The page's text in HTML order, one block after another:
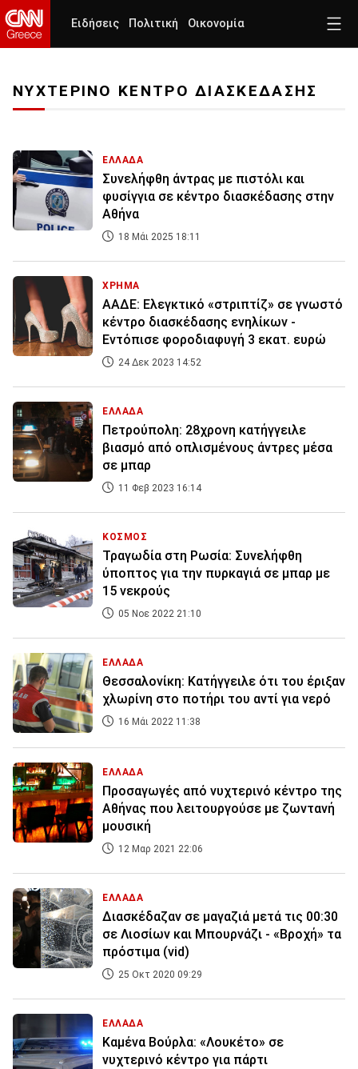
Ειδήσεις Πολιτική Οικονομία
ΝΥΧΤΕΡΙΝΟ ΚΕΝΤΡΟ ΔΙΑΣΚΕΔΑΣΗΣ
ΕΛΛΑΔΑ
Συνελήφθη άντρας με πιστόλι και
φυσίγγια σε κέντρο διασκέδασης στην
Αθήνα
18 Μάι 2025 18:11
ΧΡΗΜΑ
ΑΑΔΕ: Ελεγκτικό «στριπτίζ» σε γνωστό
κέντρο διασκέδασης ενηλίκων -
Εντόπισε φοροδιαφυγή 3 εκατ. ευρώ
24 Δεκ 2023 14:52
ΕΛΛΑΔΑ
Πετρούπολη: 28χρονη κατήγγειλε
βιασμό από οπλισμένους άντρες μέσα
σε μπαρ
11 Φεβ 2023 16:14
ΚΟΣΜΟΣ
Τραγωδία στη Ρωσία: Συνελήφθη
ύποπτος για την πυρκαγιά σε μπαρ με
15 νεκρούς
05 Νοε 2022 21:10
ΕΛΛΑΔΑ
Θεσσαλονίκη: Κατήγγειλε ότι του έριξαν
χλωρίνη στο ποτήρι του αντί για νερό
16 Μάι 2022 11:38
ΕΛΛΑΔΑ
Προσαγωγές από νυχτερινό κέντρο της
Αθήνας που λειτουργούσε με ζωντανή
μουσική
12 Μαρ 2021 22:06
ΕΛΛΑΔΑ
Διασκέδαζαν σε μαγαζιά μετά τις 00:30
σε Λιοσίων και Μπουρνάζι - «Βροχή» τα
πρόστιμα (vid)
25 Οκτ 2020 09:29
ΕΛΛΑΔΑ
Καμένα Βούρλα: «Λουκέτο» σε
νυχτερινό κέντρο για πάρτι